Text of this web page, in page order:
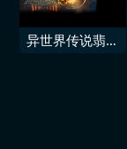
级地牢翻转垫多
包
异世界传说翡翠